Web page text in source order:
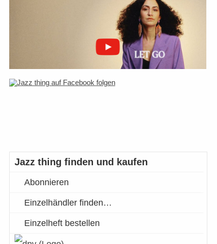
Jazz thing finden und kaufen
Abonnieren
Einzelhändler finden…
Einzelheft bestellen